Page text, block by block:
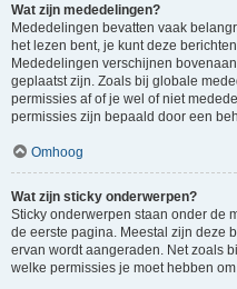
Wat zijn mededelingen?
Mededelingen bevatten vaak
het lezen bent, je kunt deze
Mededelingen verschijnen
geplaatst zijn. Zoals bij globale
permissies af of je wel of niet
permissies zijn bepaald door een
Omhoog
Wat zijn sticky onderwerpen?
Sticky onderwerpen staan onder de
de eerste pagina. Meestal zijn deze
ervan wordt aangeraden. Net zoals
welke permissies je moet hebben